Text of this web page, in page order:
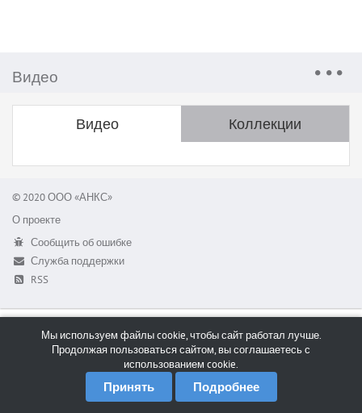
Видео
Видео Коллекции
© 2020 ООО «АНКС»
О проекте
Сообщить об ошибке
Служба поддержки
RSS
Мы используем файлы cookie, чтобы сайт работал лучше.
Продолжая пользоваться сайтом, вы соглашаетесь с
использованием cookie.
Принять Подробнее